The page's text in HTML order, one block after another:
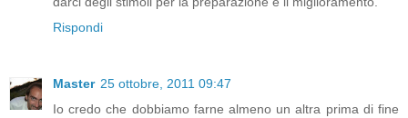
Rispondi
Master 25 ottobre, 2011 09:47
Io credo che dobbiamo farne almeno un altra prima di fine